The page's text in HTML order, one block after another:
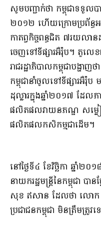
សូមបញ្ជាក់​ថា កម្ពុជា​ទទួលប
២០១២ ហើយ​ក្រោម​ប្រព័ន្ធ​អនុ
កាតព្វកិច្ច​ពន្ធ​ជិត ៧​រយ​លា
ចេញ​ទៅ​ទីផ្សារ​អឺរ៉ុប​។ តួល
រាជរដ្ឋាភិបាល​កម្ពុជា​បង្ហា
កម្ពុជា​នាំ​ចូល​ទៅ​ទីផ្សារ​អឺរ៉ុ
ដុល្លារ​ក្នុង​ឆ្នាំ​២០១៧ ដែល​
ផលិតផល​វាយ​ន​ភណ្ឌ សម្លៀ
ផលិតផល​កសិកម្ម​ជាដើម​។​
នៅ​ថ្ងៃ​ទី​៤ ខែវិច្ឆិកា ឆ្នាំ​
នាយករដ្ឋមន្ត្រី​នៃ​កម្ពុជា
សុខ ឥសាន ដែលថា លោក
ប្រជាជន​កម្ពុជា មិន​ត្រឹមត្រូវ​ទ